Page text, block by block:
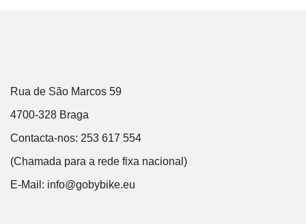
Rua de São Marcos 59
4700-328 Braga
Contacta-nos: 253 617 554
(Chamada para a rede fixa nacional)
E-Mail: info@gobybike.eu